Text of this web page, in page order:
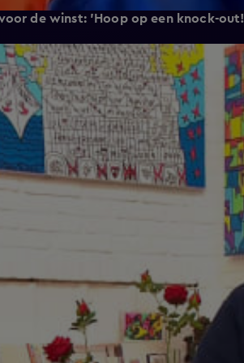
de winst: 'Hoop op een knock-